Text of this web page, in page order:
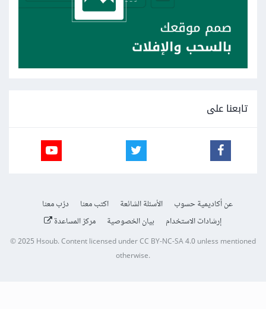
تابعنا على
عن أكاديمية حسوب الأسئلة الشائعة اكتب معنا
درّب معنا
إرشادات الاستخدام
بيان الخصوصية مركز المساعدة
© 2025 Hsoub.Content licensed underCC BY-NC-SA 4.0unless mentioned
otherwise.